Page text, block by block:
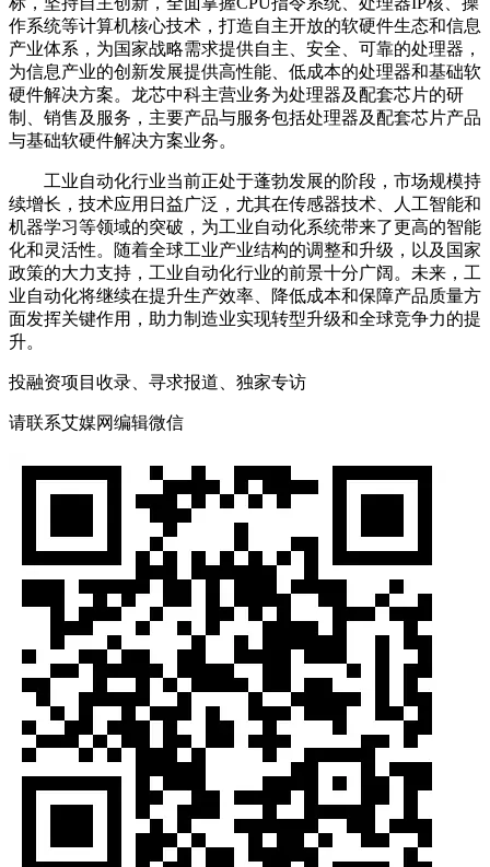
作系统等计算机核心技术，打造自主开放的软硬件生态和信息
产业体系，为国家战略需求提供自主、安全、可靠的处理器，
为信息产业的创新发展提供高性能、低成本的处理器和基础软
硬件解决方案。龙芯中科主营业务为处理器及配套芯片的研
制、销售及服务，主要产品与服务包括处理器及配套芯片产品
与基础软硬件解决方案业务。
工业自动化行业当前正处于蓬勃发展的阶段，市场规模持
续增长，技术应用日益广泛，尤其在传感器技术、人工智能和
机器学习等领域的突破，为工业自动化系统带来了更高的智能
化和灵活性。随着全球工业产业结构的调整和升级，以及国家
政策的大力支持，工业自动化行业的前景十分广阔。未来，工
业自动化将继续在提升生产效率、降低成本和保障产品质量方
面发挥关键作用，助力制造业实现转型升级和全球竞争力的提
升。
投融资项目收录、寻求报道、独家专访
请联系艾媒网编辑微信